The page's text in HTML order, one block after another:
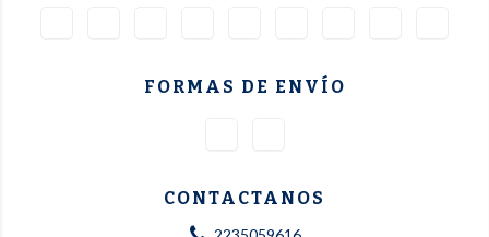
FORMAS DE ENVÍO
CONTACTANOS